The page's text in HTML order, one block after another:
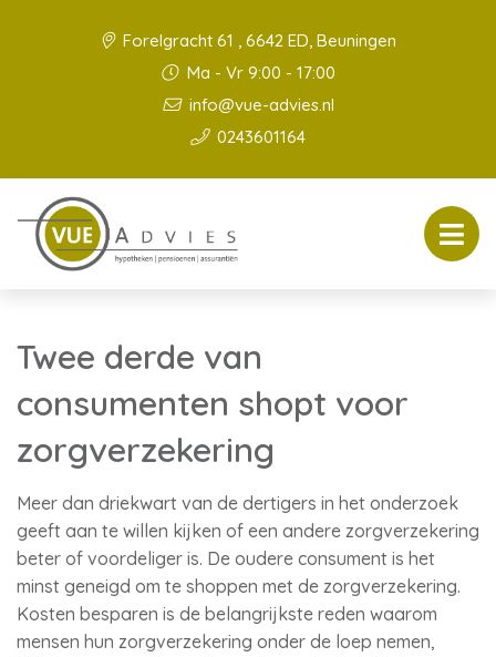
Forelgracht 61 , 6642 ED, Beuningen
Ma - Vr 9:00 - 17:00
info@vue-advies.nl
0243601164
Twee derde van
consumenten shopt voor
zorgverzekering
Meer dan driekwart van de dertigers in het onderzoek
geeft aan te willen kijken of een andere zorgverzekering
beter of voordeliger is. De oudere consument is het
minst geneigd om te shoppen met de zorgverzekering.
Kosten besparen is de belangrijkste reden waarom
mensen hun zorgverzekering onder de loep nemen,